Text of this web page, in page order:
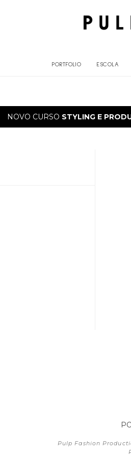
PORTFOLIO ESCOLA
NOVO CURSO STYLING E
Pulp Fashion